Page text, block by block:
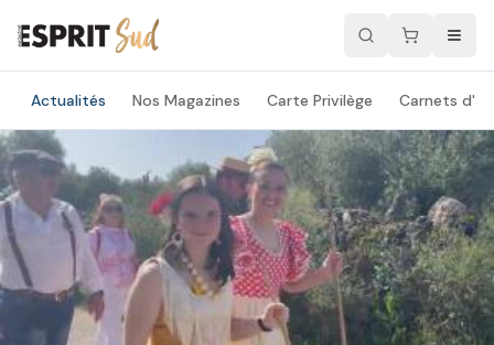
Actualités Nos Magazines Carte Privilège Carnets